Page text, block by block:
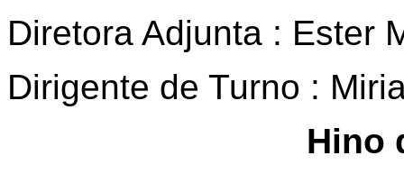
Diretora Adjunta : Ester
Dirigente de Turno :
Hino